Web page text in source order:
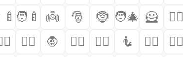
🧑‍🍼 👼 🎅 🤶 🧑‍🎄 🦸 🦸‍♂️
🧚‍♀️ 🧛 🧛‍♂️ 🧛‍♀️ 🧜 🧜‍♂️ 🧜‍♀️